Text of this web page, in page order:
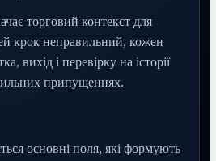
торговий контекст для
крок неправильний, кожен
вихід і перевірку на історії
припущеннях.
основні поля, які формують